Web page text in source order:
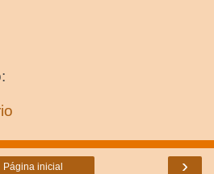
›
Página inicial